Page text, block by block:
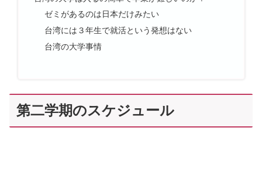
ゼミがあるのは日本だけみたい
台湾には３年生で就活という発想はない
台湾の大学事情
第二学期のスケジュール